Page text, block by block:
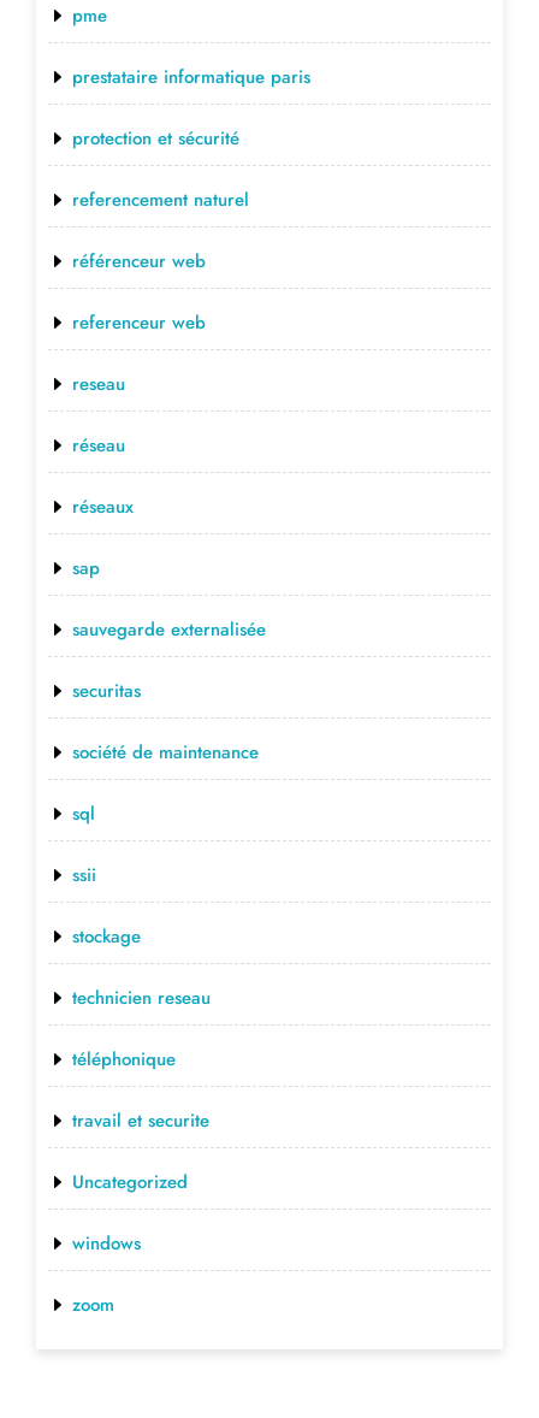
pme
prestataire informatique paris
protection et sécurité
referencement naturel
référenceur web
referenceur web
reseau
réseau
réseaux
sap
sauvegarde externalisée
securitas
société de maintenance
sql
ssii
stockage
technicien reseau
téléphonique
travail et securite
Uncategorized
windows
zoom